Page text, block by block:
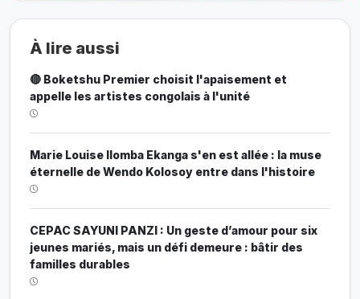
À lire aussi
🔴 Boketshu Premier choisit l'apaisement et
appelle les artistes congolais à l'unité
Marie Louise Ilomba Ekanga s'en est allée : la muse
éternelle de Wendo Kolosoy entre dans l'histoire
CEPAC SAYUNI PANZI : Un geste d’amour pour six
jeunes mariés, mais un défi demeure : bâtir des
familles durables